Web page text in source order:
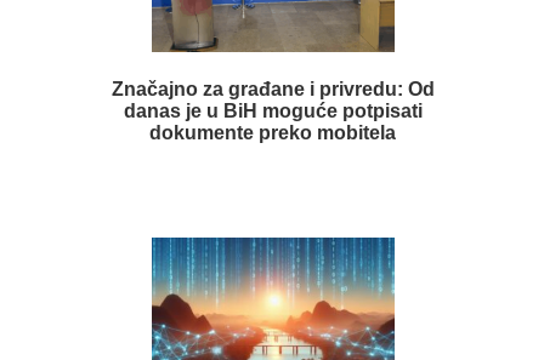
Značajno za građane i privredu: Od
danas je u BiH moguće potpisati
dokumente preko mobitela